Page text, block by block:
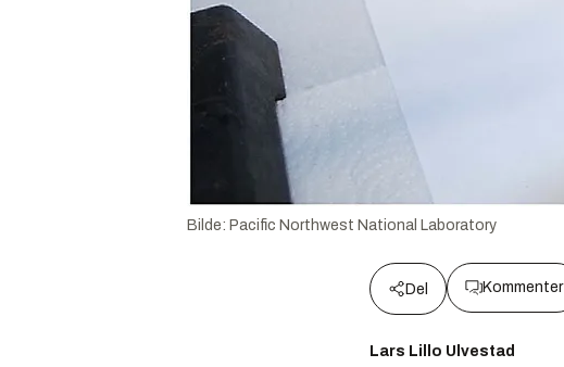
Bilde: Pacific Northwest National Laboratory
Del Kommenter
Lars Lillo Ulvestad